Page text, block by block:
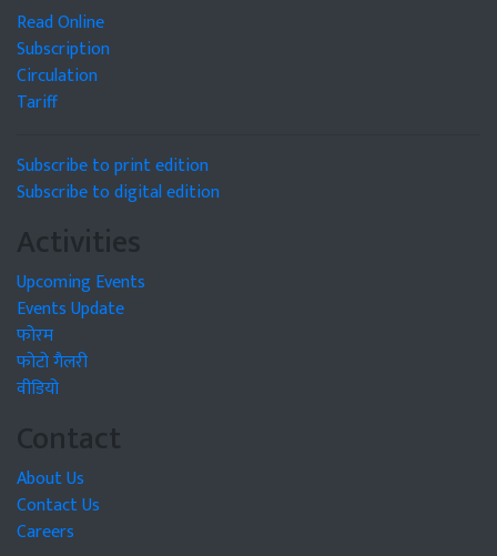
Read Online
Subscription
Circulation
Tariff
Subscribe to print edition
Subscribe to digital edition
Activities
Upcoming Events
Events Update
फोरम
फोटो गैलरी
वीडियो
Contact
About Us
Contact Us
Careers